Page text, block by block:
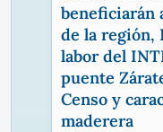
beneficiarán
de la región,
labor del
puente
Censo y
maderera